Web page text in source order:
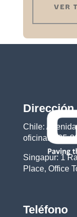
VER
Dirección
Chile: Avenida
oficinas 805-
Singapur: 1
Place, Office
Teléfono